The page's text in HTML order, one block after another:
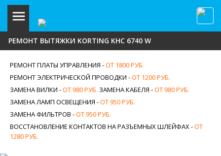
РЕМОНТ ВЫТЯЖКИ KORTING KHC 6740 W
РЕМОНТ ПЛАТЫ УПРАВЛЕНИЯ -ОТ 1800 РУБ.
РЕМОНТ ЭЛЕКТРИЧЕСКОЙ ПРОВОДКИ -ОТ 1200 РУБ.
ЗАМЕНА ВИЛКИ -ОТ 980 РУБ. ЗАМЕНА КАБЕЛЯ -ОТ 980 РУБ.
ЗАМЕНА ЛАМП ОСВЕЩЕНИЯ -ОТ 950 РУБ.
ЗАМЕНА ФИЛЬТРОВ -ОТ 950 РУБ.
ВОССТАНОВЛЕНИЕ КОНТАКТОВ НА РАЗЪЕМНЫХ ШЛЕЙФАХ -ОТ
1280 РУБ.